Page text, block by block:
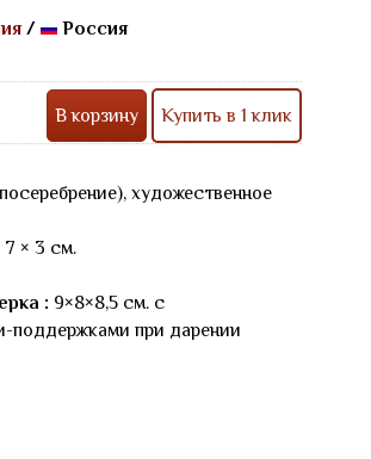
/
Россия
В корзину Купить в 1 клик
художественное
7 × 3 см.
: 9×8×8,5 см. с
поддержками при дарении